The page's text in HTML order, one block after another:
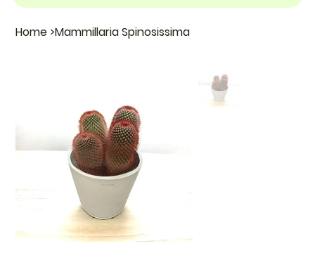
Home >Mammillaria Spinosissima